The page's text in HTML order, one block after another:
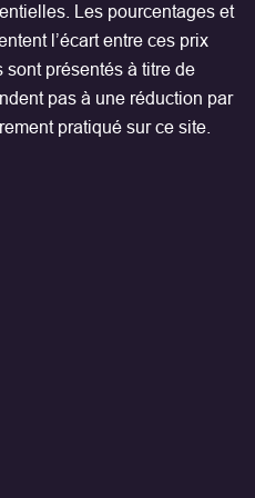
Les pourcentages et
l’écart entre ces prix
sont présentés à titre de
pas à une réduction par
pratiqué sur ce site.